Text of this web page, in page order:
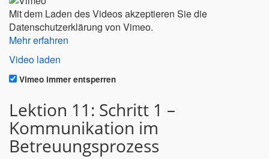
Mit dem Laden des Videos akzeptieren Sie die
Datenschutzerklärung von Vimeo.
Mehr erfahren
Video laden
Vimeo immer entsperren
Lektion 11: Schritt 1 –
Kommunikation im
Betreuungsprozess